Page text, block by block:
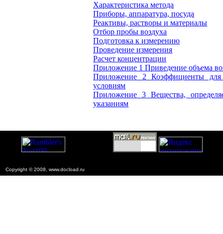
Характеристика метода
Приборы, аппаратура, посуда
Реактивы, растворы и материалы
Отбор пробы воздуха
Подготовка к измерению
Проведение измерения
Расчет концентрации
Приложение 1 Приведение объема
Приложение 2 Коэффициенты для
условиям
Приложение 3 Вещества,
указаниям
Copyright © 2008, www.docload.ru